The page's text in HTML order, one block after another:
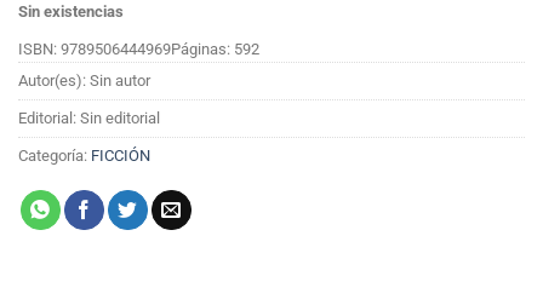
Sin existencias
ISBN: 9789506444969Páginas: 592
Autor(es): Sin autor
Editorial: Sin editorial
Categoría: FICCIÓN